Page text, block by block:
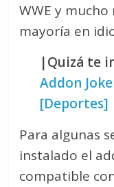
WWE y
mayoría en
|Quizá te
Addon
[Deportes]
Para algunas
instalado el
compatible